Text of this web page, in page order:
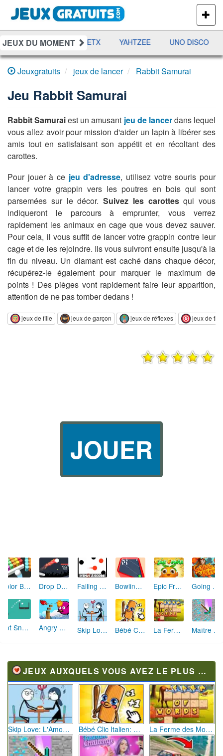
PLUS
DE
JEUX
JEUX DU MOMENT
DAMES RAMI JETX YAHTZEE UNO DISCO
Jeuxgratuits jeux de lancer Rabbit Samurai
Jeu Rabbit Samurai
Rabbit Samuraiest un amusant jeu de lancerdans lequel
vous allez avoir pour mission d'aider un lapin à libérer ses
amis tout en satisfaisant son appétit et en récoltant des
carottes.
Pour jouer à ce jeu d'adresse, utilisez votre souris pour
lancer votre grappin vers les poutres en bois qui sont
parsemées sur le décor. Suivez les carottesqui vous
indiqueront le parcours à emprunter, vous verrez
rapidement les animaux en cage que vous devez sauver.
Pour cela, il vous suffit de lancer votre grappin contre leur
cage et de les rejoindre. Ils vous suivront ensuite jusqu'à la
fin du niveau. Un diamant est caché dans chaque décor,
récupérez-le également pour marquer le maximum de
points ! Des pièges vont rapidement faire leur apparition,
attention de ne pas tomber dedans !
jeux de fille jeux de garçon jeux de réflexes jeux de tir
JOUER
Color Bump Drop Dunks Falling Dots Game Bowling Fun 2019 Epic Fruits Going Nuts
Dot Snap Battle Angry Flappy Wings Skip Love: L'Amour en Péril Bébé Clic Italien: La Folie des Petits Bambins La Ferme des Mots - Cultivez votre Vocabulaire Maître de la Destruction: Fusion de Pioches
JEUX AUXQUELS VOUS AVEZ LE PLUS JOUÉ
Skip Love: L'Amour en Péril Bébé Clic Italien: La Folie des Petits Bambins La Ferme des Mots - Cultivez votre Vocabulaire